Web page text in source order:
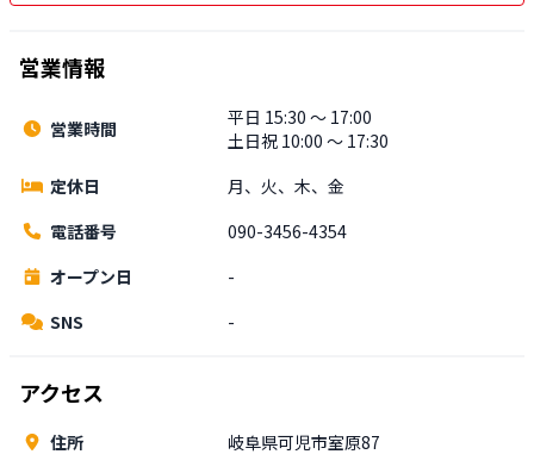
営業情報
営業時間
平日 15:30 〜 17:00
土日祝 10:00 〜 17:30
定休日
月、火、木、金
電話番号
090-3456-4354
オープン日
-
SNS
-
アクセス
住所 岐阜県可児市室原87